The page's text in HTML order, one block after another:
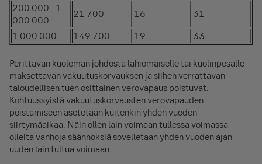
200 000 - 1
000 000
21 700 16
31
1 000 000 -
149 700 19 33
Perittävän kuoleman johdosta lähiomaiselle tai kuolinpesälle
maksettavan vakuutuskorvauksen ja siihen verrattavan
taloudellisen tuen osittainen verovapaus poistuvat.
Kohtuussyistä vakuutuskorvausten verovapauden
poistamiseen asetetaan kuitenkin yhden vuoden
siirtymäaikaa. Näin ollen lain voimaan tullessa voimassa
olleita vanhoja säännöksiä sovelletaan yhden vuoden ajan
uuden lain tultua voimaan.